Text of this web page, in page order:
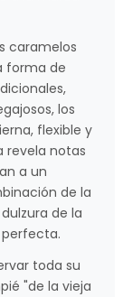
caramelos
forma de
los
flexible y
revela notas
a un
de la
de la
toda su
"de la vieja